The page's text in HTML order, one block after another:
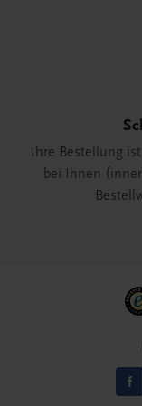
Ihre Bestellung
bei Ihnen